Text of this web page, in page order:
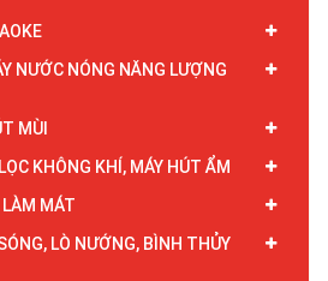
NƯỚC NÓNG NĂNG LƯỢNG
MÙI
KHÔNG KHÍ, MÁY HÚT ẨM
LÀM MÁT
LÒ NƯỚNG, BÌNH THỦY